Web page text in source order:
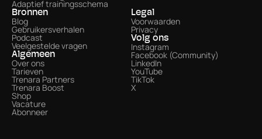
Adaptief trainingsschema
Bronnen
Blog
Gebruikersverhalen
Podcast
Veelgestelde vragen
Algemeen
Over ons
Tarieven
Trenara Partners
Trenara Boost
Shop
Vacature
Abonneer
Legal
Voorwaarden
Privacy
Volg ons
Instagram
Facebook (Community)
LinkedIn
YouTube
TikTok
X